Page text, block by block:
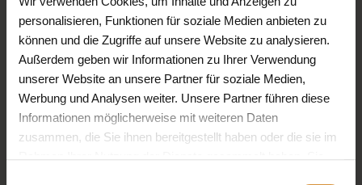
personalisieren, Funktionen für soziale Medien anbieten zu
können und die Zugriffe auf unsere Website zu analysieren.
Außerdem geben wir Informationen zu Ihrer Verwendung
unserer Website an unsere Partner für soziale Medien,
Werbung und Analysen weiter. Unsere Partner führen diese
Informationen möglicherweise mit weiteren Daten
zusammen, die Sie ihnen bereitgestellt haben oder die sie im
Rahmen Ihrer Nutzung der Dienste gesammelt haben. Sie
28. Juli 2026
Die soziale Kraft des Sports im Fokus:
BKK firmus neuer…
Presse